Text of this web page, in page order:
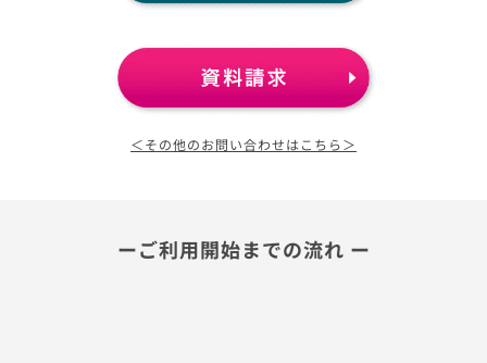
＜その他のお問い合わせはこちら＞
ーご利用開始までの流れ ー